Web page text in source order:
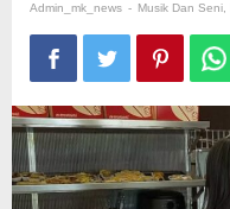
Admin_mk_news - Musik Dan Seni